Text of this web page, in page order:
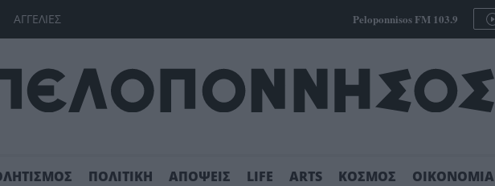
ΑΓΓΕΛΙΕΣ Peloponnisos FM 103.9
ΠΟΛΙΤΙΚΗ ΑΠΟΨΕΙΣ LIFE ARTS ΚΟΣΜΟΣ ΟΙΚΟΝΟΜΙΑ